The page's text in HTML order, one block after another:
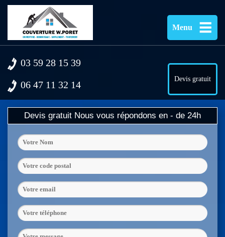
Menu
03 59 28 15 39
06 47 11 32 14
Devis gratuit
Devis gratuit Nous vous répondons en - de 24h